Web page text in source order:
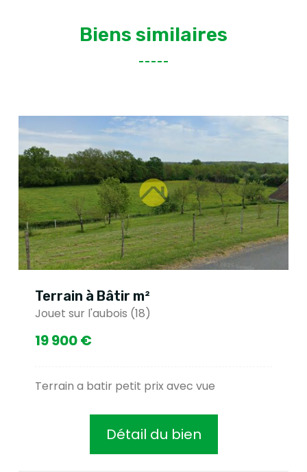
Biens similaires
Terrain à Bâtir m²
Jouet sur l'aubois (18)
19 900 €
Terrain a batir petit prix avec vue
Détail du bien